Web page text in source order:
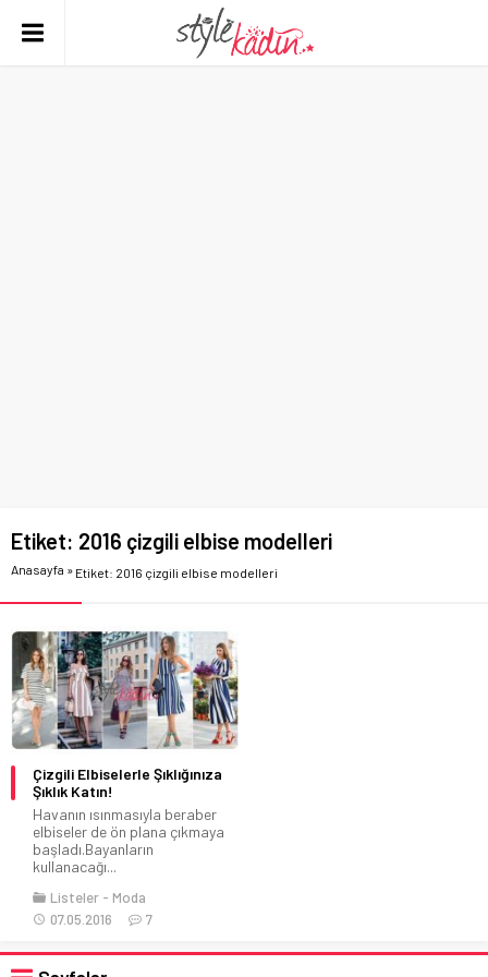
Etiket: 2016 çizgili elbise modelleri
Anasayfa » Etiket: 2016 çizgili elbise modelleri
Çizgili Elbiselerle Şıklığınıza
Şıklık Katın!
Havanın ısınmasıyla beraber
elbiseler de ön plana çıkmaya
başladı.Bayanların
kullanacağı...
Listeler
Moda
07.05.2016
7